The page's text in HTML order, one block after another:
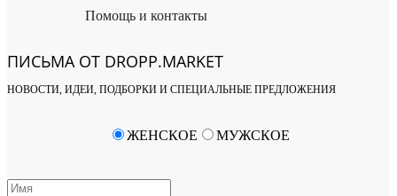
Помощь и контакты
ПИСЬМА ОТ DROPP.MARKET
НОВОСТИ, ИДЕИ, ПОДБОРКИ И СПЕЦИАЛЬНЫЕ ПРЕДЛОЖЕНИЯ
ЖЕНСКОЕ МУЖСКОЕ